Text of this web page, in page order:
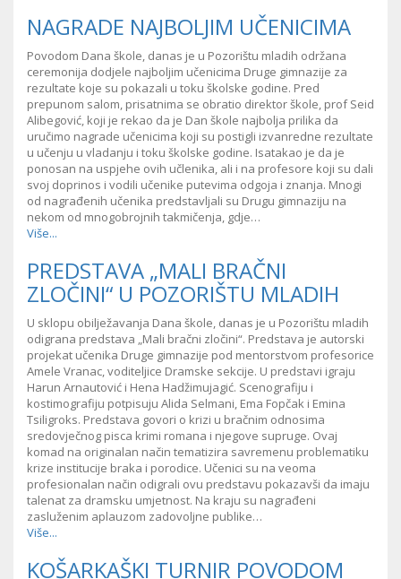
NAGRADE NAJBOLJIM UČENICIMA
Povodom Dana škole, danas je u Pozorištu mladih održana
ceremonija dodjele najboljim učenicima Druge gimnazije za
rezultate koje su pokazali u toku školske godine. Pred
prepunom salom, prisatnima se obratio direktor škole, prof Seid
Alibegović, koji je rekao da je Dan škole najbolja prilika da
uručimo nagrade učenicima koji su postigli izvanredne rezultate
u učenju u vladanju i toku školske godine. Isatakao je da je
ponosan na uspjehe ovih učlenika, ali i na profesore koji su dali
svoj doprinos i vodili učenike putevima odgoja i znanja. Mnogi
od nagrađenih učenika predstavljali su Drugu gimnaziju na
nekom od mnogobrojnih takmičenja, gdje…
Više...
PREDSTAVA „MALI BRAČNI
ZLOČINI“ U POZORIŠTU MLADIH
U sklopu obilježavanja Dana škole, danas je u Pozorištu mladih
odigrana predstava „Mali bračni zločini“. Predstava je autorski
projekat učenika Druge gimnazije pod mentorstvom profesorice
Amele Vranac, voditeljice Dramske sekcije. U predstavi igraju
Harun Arnautović i Hena Hadžimujagić. Scenografiju i
kostimografiju potpisuju Alida Selmani, Ema Fopčak i Emina
Tsiligroks. Predstava govori o krizi u bračnim odnosima
sredovječnog pisca krimi romana i njegove supruge. Ovaj
komad na originalan način tematizira savremenu problematiku
krize institucije braka i porodice. Učenici su na veoma
profesionalan način odigrali ovu predstavu pokazavši da imaju
talenat za dramsku umjetnost. Na kraju su nagrađeni
zasluženim aplauzom zadovoljne publike…
Više...
KOŠARKAŠKI TURNIR POVODOM